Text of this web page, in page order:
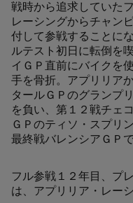
戦時から追求していた
レーシングからチャン
付して参戦することに
ルテスト初日に転倒を
イＧＰ直前にバイクを
手を骨折。アプリリア
タールＧＰのグランプ
を負い、第１２戦チェ
ＧＰのティソ・スプリ
最終戦バレンシアＧＰ
フル参戦１２年目、プ
は、アプリリア・レー